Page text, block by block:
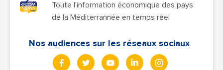
Toute l'information économique des pays
de la Méditerrannée en temps réel
Nos audiences sur les réseaux sociaux